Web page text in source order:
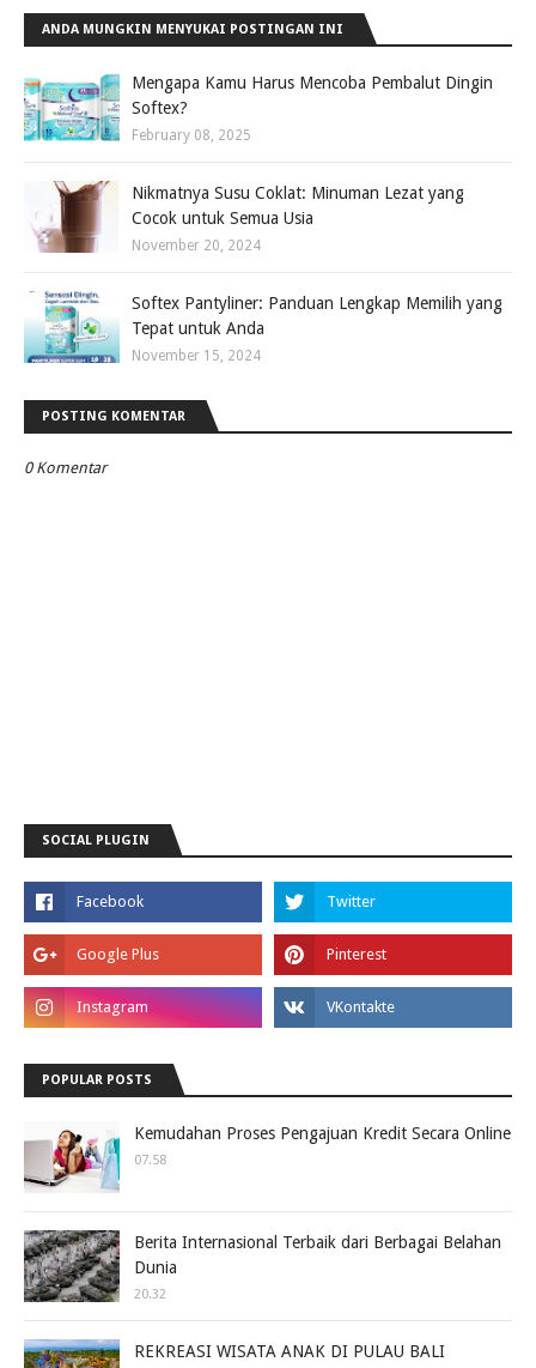
ANDA MUNGKIN MENYUKAI POSTINGAN INI
Mengapa Kamu Harus Mencoba Pembalut Dingin
Softex?
February 08, 2025
Nikmatnya Susu Coklat: Minuman Lezat yang
Cocok untuk Semua Usia
November 20, 2024
Softex Pantyliner: Panduan Lengkap Memilih yang
Tepat untuk Anda
November 15, 2024
POSTING KOMENTAR
0 Komentar
SOCIAL PLUGIN
POPULAR POSTS
Kemudahan Proses Pengajuan Kredit Secara Online
07.58
Berita Internasional Terbaik dari Berbagai Belahan
Dunia
20.32
REKREASI WISATA ANAK DI PULAU BALI